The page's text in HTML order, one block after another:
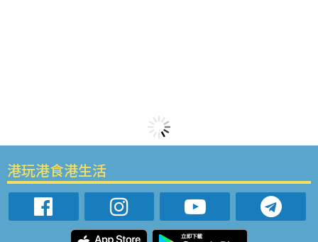
港玩港食港生活